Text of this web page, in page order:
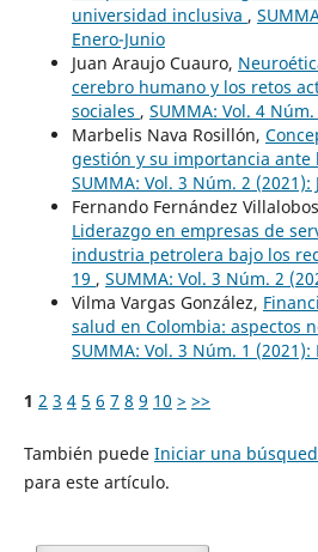
universidad inclusiva ,
Enero-Junio
Juan Araujo Cuauro,
cerebro humano y los retos
sociales , SUMMA: Vol. 4
Marbelis Nava Rosillón,
gestión y su importancia ante
SUMMA: Vol. 3 Núm. 2
Fernando Fernández
Liderazgo en empresas de
industria petrolera bajo los
19 , SUMMA: Vol. 3 Núm. 2
Vilma Vargas González,
salud en Colombia: aspectos
SUMMA: Vol. 3 Núm. 1 (2021):
1 2 3 4 5 6 7 8 9 10 > >>
También puede Iniciar una
para este artículo.